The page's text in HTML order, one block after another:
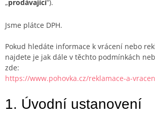
„prodávající“).
Jsme plátce DPH.
Pokud hledáte informace k vrácení nebo
najdete je jak dále v těchto podmínkách
zde:
https://www.pohovka.cz/reklamace-a-
1. Úvodní ustanovení